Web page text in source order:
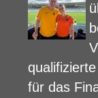
für das